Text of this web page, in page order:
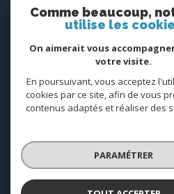
Nous
Nous
Comme beaucoup,
utilise les
On aimerait vous
votre visite.
En poursuivant, vous acceptez
cookies par ce site, afin de vous
contenus adaptés et réaliser des
PARAMÉTRER